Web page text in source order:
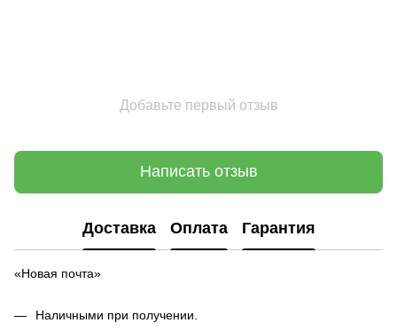
Добавьте первый отзыв
Написать отзыв
Доставка Оплата Гарантия
«Новая почта»
Наличными при получении.